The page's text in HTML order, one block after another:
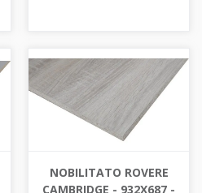
NOBILITATO ROVERE
CAMBRIDGE - 932X687 -